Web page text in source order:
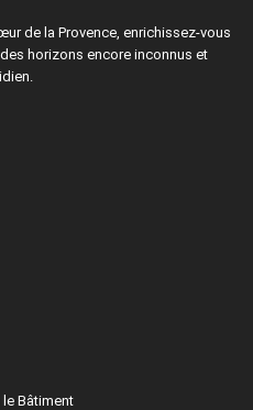
de la Provence, enrichissez-vous
horizons encore inconnus et
Bâtiment